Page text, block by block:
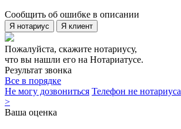
Сообщить об ошибке в описании
Я нотариус Я клиент
Пожалуйста, скажите нотариусу,
что вы нашли его на Нотариатусе.
Результат звонка
Все в порядке
Не могу дозвониться Телефон не нотариуса
>
Ваша оценка